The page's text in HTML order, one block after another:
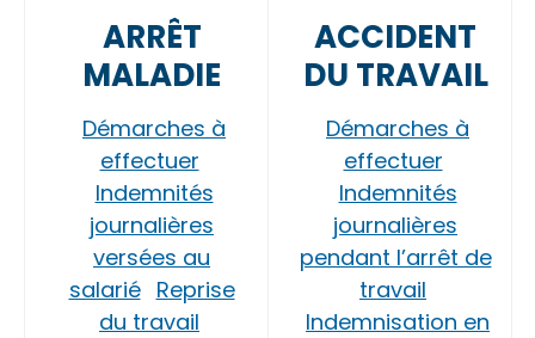
ARRÊT
MALADIE
Démarches à
effectuer
Indemnités
journalières
versées au
salarié Reprise
du travail
ACCIDENT
DU TRAVAIL
Démarches à
effectuer
Indemnités
journalières
pendant l’arrêt de
travail
Indemnisation en